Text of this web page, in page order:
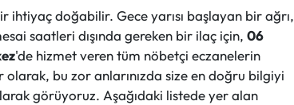
ihtiyaç doğabilir. Gece yarısı başlayan bir ağrı,
saatleri dışında gereken bir ilaç için,06
'de hizmet veren tüm nöbetçi eczanelerin
bu zor anlarınızda size en doğru bilgiyi
görüyoruz. Aşağıdaki listede yer alan